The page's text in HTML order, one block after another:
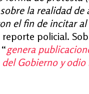
sobre la realidad de
el fin de incitar
policial.
genera
Gobierno y odio